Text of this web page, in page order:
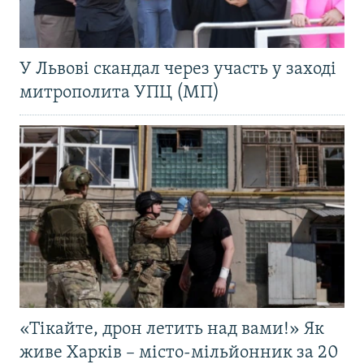
У Львові скандал через участь у заході
митрополита УПЦ (МП)
«Тікайте, дрон летить над вами!» Як
живе Харків – місто-мільйонник за 20